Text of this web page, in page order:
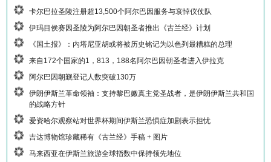
卡尔巴拉圣陵注册超13,500个阿尔巴因服务与哀悼仪仗队
伊玛目侯赛因圣陵为阿尔巴因朝圣者推出《古兰经》计划
《国土报》：内塔尼亚胡或将被历史铭记为以色列最糟糕的总理
来自172个国家的1，813，188名阿尔巴因朝圣者进入伊拉克
阿尔巴因朝觐登记人数突破130万
伊朗伊斯兰革命领袖：支持黎巴嫩真主党圣战者，是伊朗伊斯兰共和国
的战略方针
爱资哈尔观察站对世界杯期间伊斯兰恐惧症加剧表示担忧
吉达博物馆珍藏稀有《古兰经》手稿 + 图片
马来西亚在伊斯兰旅游全球指数中保持领先地位